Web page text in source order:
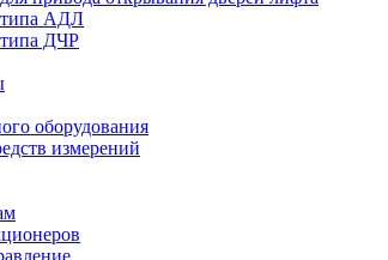
типа АДЛ
типа ДЧР
оборудования
измерений